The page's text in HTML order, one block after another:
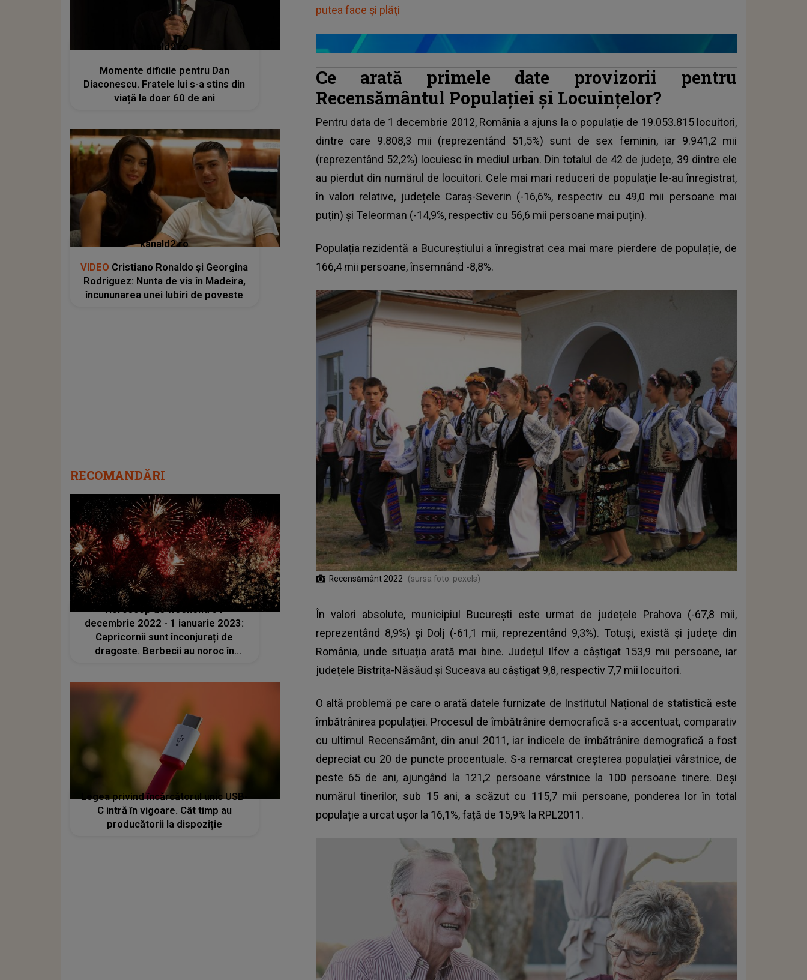
putea face și plăți
Ce arată primele date provizorii pentru
Recensământul Populaţiei şi Locuinţelor?
Pentru data de 1 decembrie 2012, România a ajuns la o populație de 19.053.815 locuitori,
dintre care 9.808,3 mii (reprezentând 51,5%) sunt de sex feminin, iar 9.941,2 mii
(reprezentând 52,2%) locuiesc în mediul urban. Din totalul de 42 de județe, 39 dintre ele
au pierdut din numărul de locuitori. Cele mai mari reduceri de populație le-au înregistrat,
în valori relative, județele Caraș-Severin (-16,6%, respectiv cu 49,0 mii persoane mai
puțin) și Teleorman (-14,9%, respectiv cu 56,6 mii persoane mai puțin).
Populația rezidentă a Bucureștiului a înregistrat cea mai mare pierdere de populație, de
166,4 mii persoane, însemnând -8,8%.
Recensământ 2022 (sursa foto: pexels)
În valori absolute, municipiul București este urmat de județele Prahova (-67,8 mii,
reprezentând 8,9%) și Dolj (-61,1 mii, reprezentând 9,3%). Totuși, există și județe din
România, unde situația arată mai bine. Județul Ilfov a câștigat 153,9 mii persoane, iar
județele Bistrița-Năsăud și Suceava au câștigat 9,8, respectiv 7,7 mii locuitori.
O altă problemă pe care o arată datele furnizate de Institutul Național de statistică este
îmbătrânirea populației. Procesul de îmbătrânire democrafică s-a accentuat, comparativ
cu ultimul Recensământ, din anul 2011, iar indicele de îmbătrânire demografică a fost
depreciat cu 20 de puncte procentuale. S-a remarcat creșterea populației vârstnice, de
peste 65 de ani, ajungând la 121,2 persoane vârstnice la 100 persoane tinere. Deși
numărul tinerilor, sub 15 ani, a scăzut cu 115,7 mii persoane, ponderea lor în total
populație a urcat ușor la 16,1%, față de 15,9% la RPL2011.
kanald2.ro
Momente dificile pentru Dan
Diaconescu. Fratele lui s-a stins din
viață la doar 60 de ani
kanald2.ro
VIDEO Cristiano Ronaldo și Georgina
Rodriguez: Nunta de vis în Madeira,
încununarea unei Iubiri de poveste
RECOMANDĂRI
Horoscop de weekend 31
decembrie 2022 - 1 ianuarie 2023:
Capricornii sunt înconjurați de
dragoste. Berbecii au noroc în
Legea privind încărcătorul unic USB-
C intră în vigoare. Cât timp au
producătorii la dispoziție